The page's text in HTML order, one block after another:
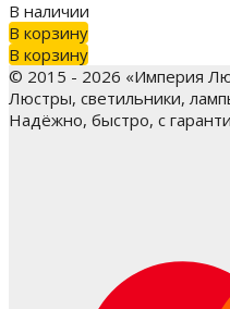
В наличии
В корзину
В корзину
© 2015 - 2026 «Империя
Люстры, светильники,
Надёжно, быстро, с